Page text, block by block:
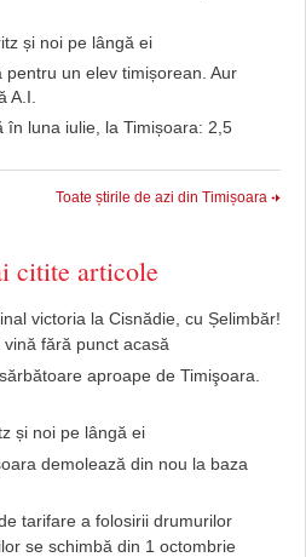
și noi pe lângă ei
pentru un elev timișorean. Aur
A.I.
în luna iulie, la Timișoara: 2,5
Toate știrile de azi din Timișoara
citite articole
victoria la Cisnădie, cu Șelimbăr!
fără punct acasă
aproape de Timişoara.
și noi pe lângă ei
demolează din nou la baza
tarifare a folosirii drumurilor
se schimbă din 1 octombrie